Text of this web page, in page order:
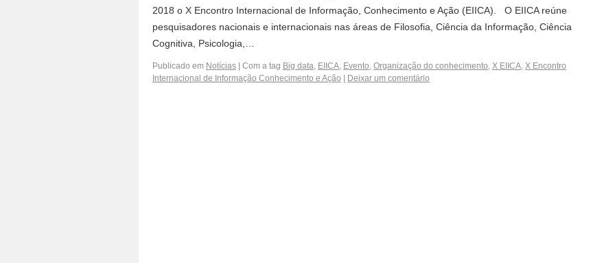
2018 o X Encontro Internacional de Informação, Conhecimento e Ação (EIICA). O EIICA reúne
pesquisadores nacionais e internacionais nas áreas de Filosofia, Ciência da Informação, Ciência
Cognitiva, Psicologia,…
Publicado em Notícias Com a tag Big data, EIICA, Evento, Organização do conhecimento, X EIICA, X Encontro
Internacional de Informação Conhecimento e Ação
Deixar um comentário